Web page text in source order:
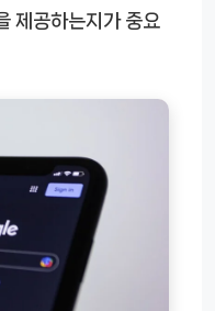
제공하는지가 중요